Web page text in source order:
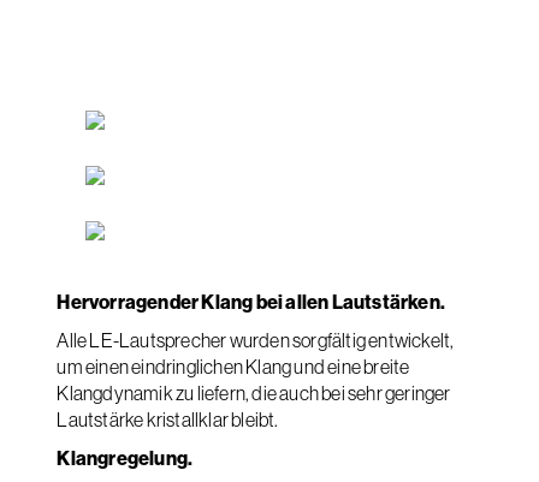
Hervorragender Klang bei allen Lautstärken.
Alle LE-Lautsprecher wurden sorgfältig entwickelt,
um einen eindringlichen Klang und eine breite
Klangdynamik zu liefern, die auch bei sehr geringer
Lautstärke kristallklar bleibt.
Klangregelung.